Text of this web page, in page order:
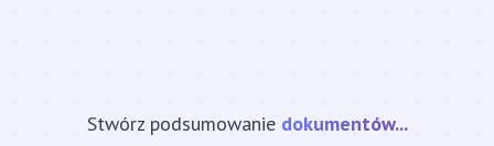
Stwórz podsumowanie strony internetowej...